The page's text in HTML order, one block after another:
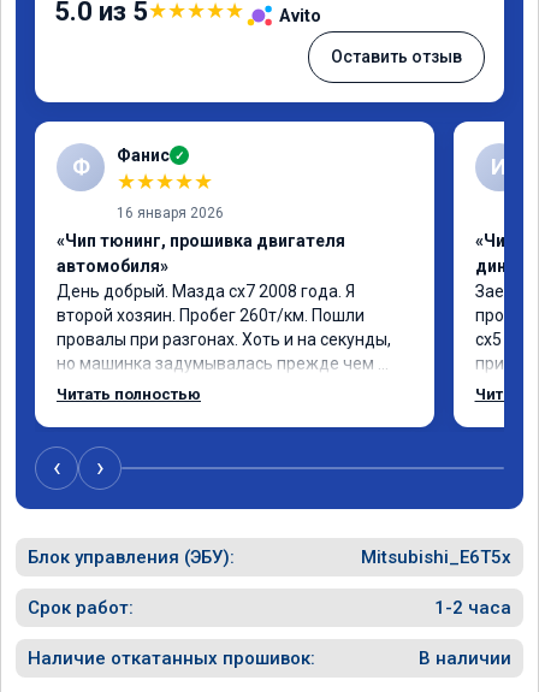
5.0 из 5★★★★★ Avito
Оставить отзыв
Ф Фанис ✓
★★★★★
16 января 2026
«Чип тюнинг, прошивка двигателя
автомобиля»
День добрый. Мазда сх7 2008 года. Я
второй хозяин. Пробег 260т/км. Пошли
провалы при разгонах. Хоть и на секунды,
но машинка задумывалась прежде чем
разогнаться. Года 4 назад удалял
людьми, решил всё таки сделать
перепрошивку. Увидел в авито ваше
объявление и решил обратиться к вам за
в работу. Знают своё дело. По времени 1,5
часа длилась процедура. Цена конечно
отличается от заявленной. Но результатом
я доволен. Машинка не едет, а летит прям.
Парням благодарность!!!!
Читать полностью
И
«Чип
Заехал
сх5
педаль
Читать
‹ ›
Блок управления (ЭБУ): Mitsubishi_E6T5x
Срок работ: 1-2 часа
Наличие откатанных прошивок: В наличии